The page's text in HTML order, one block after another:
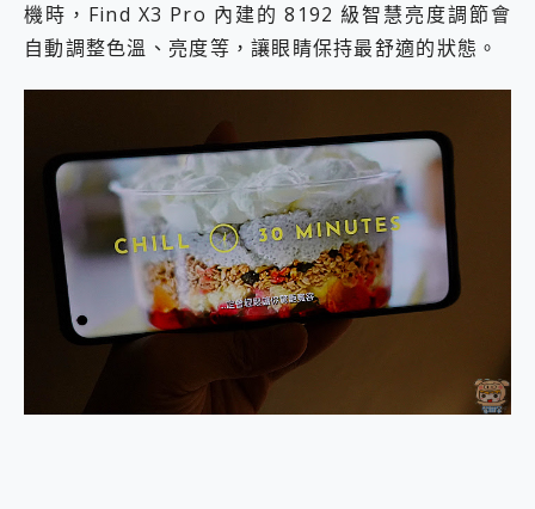
機時，Find X3 Pro 內建的 8192 級智慧亮度調節會
自動調整色溫、亮度等，讓眼睛保持最舒適的狀態。